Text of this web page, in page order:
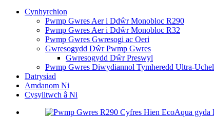
Cynhyrchion
Pwmp Gwres Aer i Ddŵr Monobloc R290
Pwmp Gwres Aer i Ddŵr Monobloc R32
Pwmp Gwres Gwresogi ac Oeri
Gwresogydd Dŵr Pwmp Gwres
Gwresogydd Dŵr Preswyl
Pwmp Gwres Diwydiannol Tymheredd Ultra-Uchel
Datrysiad
Amdanom Ni
Cysylltwch â Ni